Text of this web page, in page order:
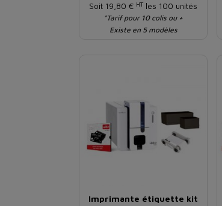
Soit 19,80 € HT les 100 unités
*Tarif pour 10 colis ou +
Existe en 5 modèles
Imprimante étiquette kit